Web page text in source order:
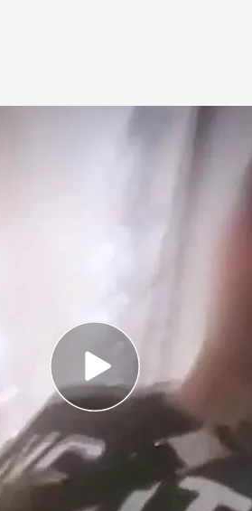
todo por redes sociales,
que muestran lo que
seguidores... Pero la última